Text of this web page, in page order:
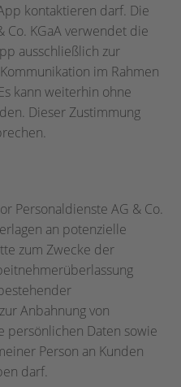
kontaktieren darf. Die
Co. KGaA verwendet die
ausschließlich zur
im Rahmen
kann weiterhin ohne
Dieser Zustimmung
Personaldienste AG & Co.
an potenzielle
zum Zwecke der
Anbahnung von
persönlichen Daten sowie
Person an Kunden
darf.